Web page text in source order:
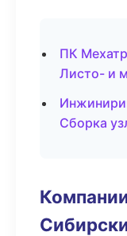
ПК
Листо- и
Сборка